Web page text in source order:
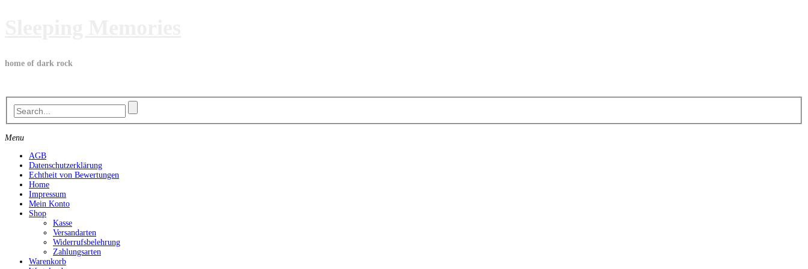
home of dark rock
Menu
AGB
Datenschutzerklärung
Echtheit von Bewertungen
Home
Impressum
Mein Konto
Shop
Kasse
Versandarten
Widerrufsbelehrung
Zahlungsarten
Warenkorb